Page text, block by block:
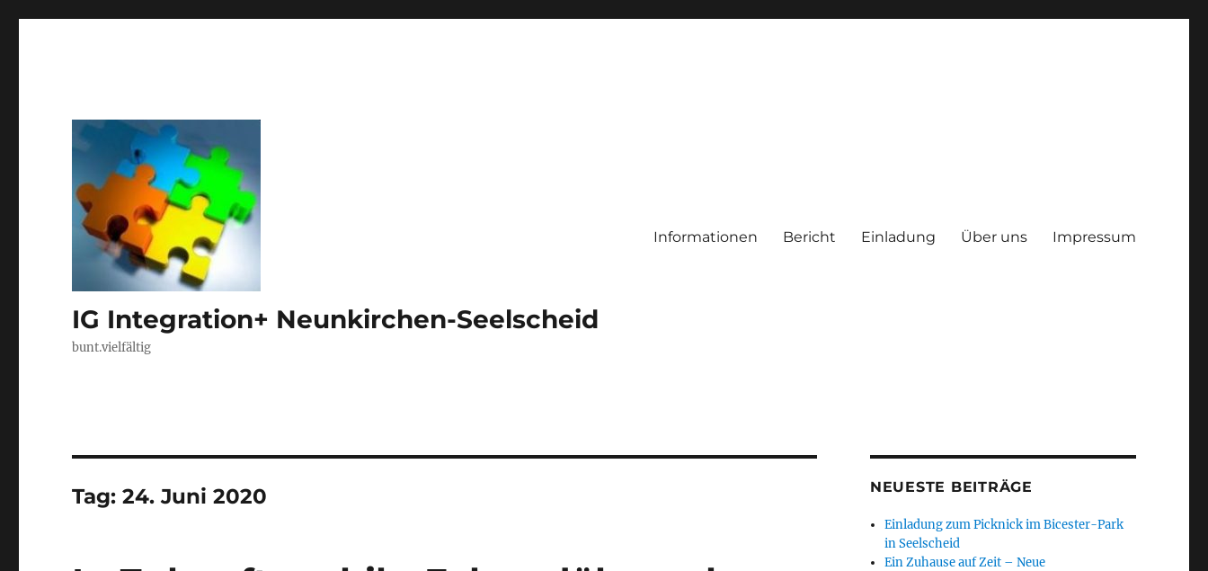
IG Integration+ Neunkirchen-Seelscheid
bunt.vielfältig
Informationen Bericht Einladung Über uns Impressum
Tag:24. Juni 2020 NEUESTE BEITRÄGE
Einladung zum Picknick im Bicester-Park
in Seelscheid
Ein Zuhause auf Zeit – Neue